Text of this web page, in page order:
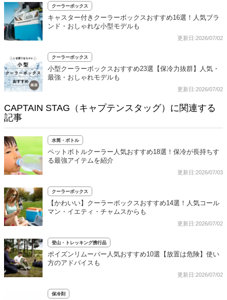
クーラーボックス
キャスター付きクーラーボックスおすすめ16選！人気ブラ
ンド・おしゃれな小型モデルも
更新日:2026/07/02
クーラーボックス
小型クーラーボックスおすすめ23選【保冷力抜群】人気・
最強・おしゃれモデルも
更新日:2026/07/02
CAPTAIN STAG（キャプテンスタッグ）に関連する
記事
水筒・ボトル
ペットボトルクーラー人気おすすめ18選！保冷が長持ちす
る最強アイテムを紹介
更新日:2026/07/03
クーラーボックス
【かわいい】クーラーボックスおすすめ14選！人気コール
マン・イエティ・チャムスからも
更新日:2026/07/02
登山・トレッキング携行品
ポイズンリムーバー人気おすすめ10選【放置は危険】使い
方のアドバイスも
更新日:2026/07/02
保冷剤